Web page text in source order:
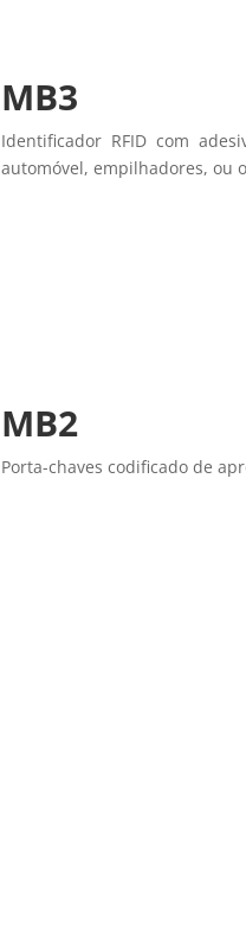
MB3
Identificador RFID com
automóvel, empilhadores, ou
MB2
Porta-chaves codificado de